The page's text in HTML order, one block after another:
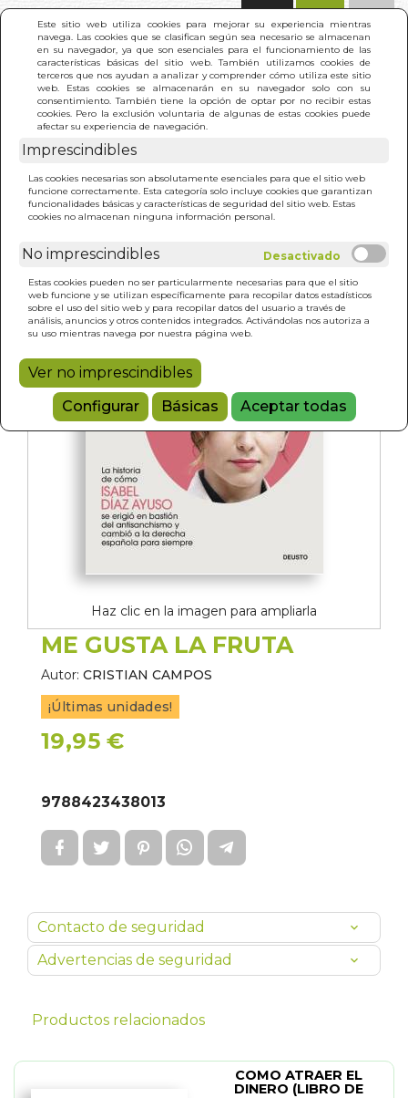
Este sitio web utiliza cookies para mejorar su experiencia mientras
navega. Las cookies que se clasifican según sea necesario se almacenan
en su navegador, ya que son esenciales para el funcionamiento de las
características básicas del sitio web. También utilizamos cookies de
terceros que nos ayudan a analizar y comprender cómo utiliza este sitio
web. Estas cookies se almacenarán en su navegador solo con su
consentimiento. También tiene la opción de optar por no recibir estas
cookies. Pero la exclusión voluntaria de algunas de estas cookies puede
afectar su experiencia de navegación.
Imprescindibles
Las cookies necesarias son absolutamente esenciales para que el sitio web
funcione correctamente. Esta categoría solo incluye cookies que garantizan
funcionalidades básicas y características de seguridad del sitio web. Estas
cookies no almacenan ninguna información personal.
No imprescindibles
Estas cookies pueden no ser particularmente necesarias para que el sitio
web funcione y se utilizan específicamente para recopilar datos estadísticos
sobre el uso del sitio web y para recopilar datos del usuario a través de
análisis, anuncios y otros contenidos integrados. Activándolas nos autoriza a
su uso mientras navega por nuestra página web.
Ver no imprescindibles
Configurar
Básicas Aceptar todas
INICIO > ME GUSTA LA FRUTA
Haz clic en la imagen para ampliarla
ME GUSTA LA FRUTA
Autor: CRISTIAN CAMPOS
¡Últimas unidades!
19,95 €
9788423438013
Contacto de seguridad
Advertencias de seguridad
Productos relacionados
COMO ATRAER EL
DINERO (LIBRO DE